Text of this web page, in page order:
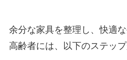
余分な家具を整理し、快適
高齢者には、以下のステップ